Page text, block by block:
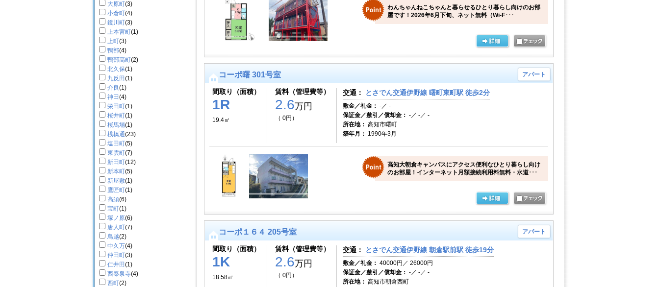
大原町(3)
小倉町(4)
鏡川町(3)
上本宮町(1)
上町(3)
鴨部(4)
鴨部高町(2)
北久保(1)
九反田(1)
介良(1)
神田(4)
栄田町(1)
桜井町(1)
桜馬場(1)
桟橋通(23)
塩田町(5)
東雲町(7)
新田町(12)
新本町(5)
新屋敷(1)
鷹匠町(1)
高須(6)
宝町(1)
塚ノ原(6)
唐人町(7)
鳥越(2)
中久万(4)
仲田町(3)
仁井田(1)
西秦泉寺(4)
西町(2)
わんちゃんねこちゃんと暮らせるひとり暮らし向けのお部
屋です！2026年6月下旬、ネット無料（Wi-F･･･
コーポ曙 301号室 アパート
間取り（面積）
1R
19.4㎡
賃料（管理費等）
2.6万円
（ 0円）
交通： とさでん交通伊野線 曙町東町駅 徒歩2分
敷金／礼金： -／ -
保証金／敷引／償却金： -／ -／ -
所在地： 高知市曙町
築年月： 1990年3月
高知大朝倉キャンパスにアクセス便利なひとり暮らし向け
のお部屋！インターネット月額接続利用料無料・水道･･･
コーポ１６４ 205号室 アパート
間取り（面積）
1K
18.58㎡
賃料（管理費等）
2.6万円
（ 0円）
交通： とさでん交通伊野線 朝倉駅前駅 徒歩19分
敷金／礼金： 40000円／ 26000円
保証金／敷引／償却金： -／ -／ -
所在地： 高知市朝倉西町